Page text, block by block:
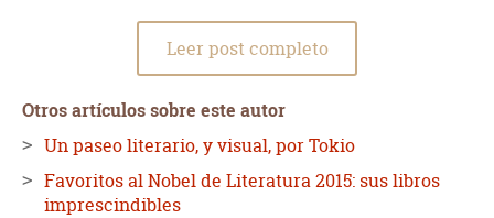
Leer post completo
Otros artículos sobre este autor
Un paseo literario, y visual, por Tokio
Favoritos al Nobel de Literatura 2015: sus libros
imprescindibles